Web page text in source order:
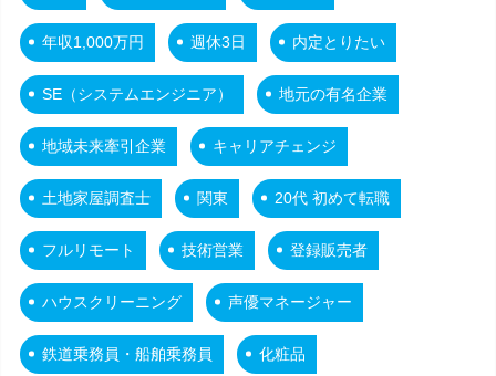
年収1,000万円 週休3日 内定とりたい
SE（システムエンジニア） 地元の有名企業
地域未来牽引企業 キャリアチェンジ
土地家屋調査士 関東 20代 初めて転職
フルリモート 技術営業 登録販売者
ハウスクリーニング 声優マネージャー
鉄道乗務員・船舶乗務員 化粧品